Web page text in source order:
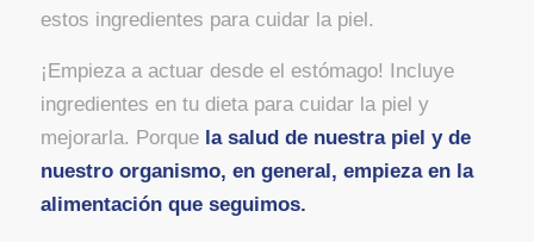
estos ingredientes para cuidar la piel.
¡Empieza a actuar desde el estómago! Incluye
ingredientes en tu dieta para cuidar la piel y
mejorarla. Porque la salud de nuestra piel y de
nuestro organismo, en general, empieza en la
alimentación que seguimos.